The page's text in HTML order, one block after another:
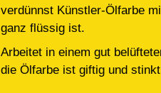
verdünnst Künstler-Ölfarbe
ganz flüssig ist.
Arbeitet in einem gut
die Ölfarbe ist giftig und